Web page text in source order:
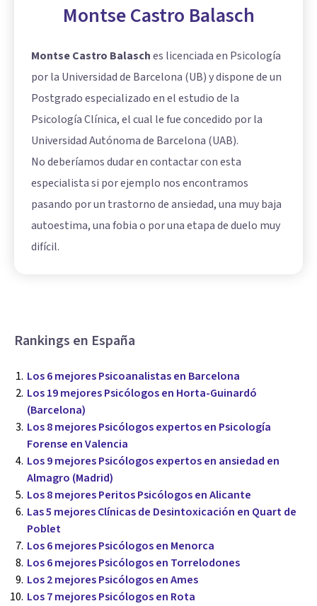
Montse Castro Balasch
Montse Castro Balasches licenciada en Psicología
por la Universidad de Barcelona (UB) y dispone de un
Postgrado especializado en el estudio de la
Psicología Clínica, el cual le fue concedido por la
Universidad Autónoma de Barcelona (UAB).
No deberíamos dudar en contactar con esta
especialista si por ejemplo nos encontramos
pasando por un trastorno de ansiedad, una muy baja
autoestima, una fobia o por una etapa de duelo muy
difícil.
Rankings en España
Los 6 mejores Psicoanalistas en Barcelona
Los 19 mejores Psicólogos en Horta-Guinardó
(Barcelona)
Los 8 mejores Psicólogos expertos en Psicología
Forense en Valencia
Los 9 mejores Psicólogos expertos en ansiedad en
Almagro (Madrid)
Los 8 mejores Peritos Psicólogos en Alicante
Las 5 mejores Clínicas de Desintoxicación en Quart de
Poblet
Los 6 mejores Psicólogos en Menorca
Los 6 mejores Psicólogos en Torrelodones
Los 2 mejores Psicólogos en Ames
Los 7 mejores Psicólogos en Rota